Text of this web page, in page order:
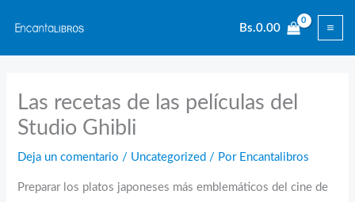
contenido
Bs.0.00
Las recetas de las películas del
Studio Ghibli
Deja un comentario / Uncategorized / Por Encantalibros
Preparar los platos japoneses más emblemáticos del cine de